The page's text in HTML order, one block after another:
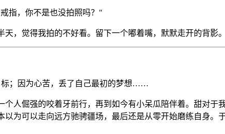
指，你不是也没拍照吗？"
，觉得我拍的不好看。留下一个嘟着嘴，默默走开的背影。
标；因为心苦，丢了自己最初的梦想……
人倔强的咬着牙前行，再到如今有小呆瓜陪伴着。甜对于
为可以走向远方驰骋疆场，最后还是从零开始磨练自身。